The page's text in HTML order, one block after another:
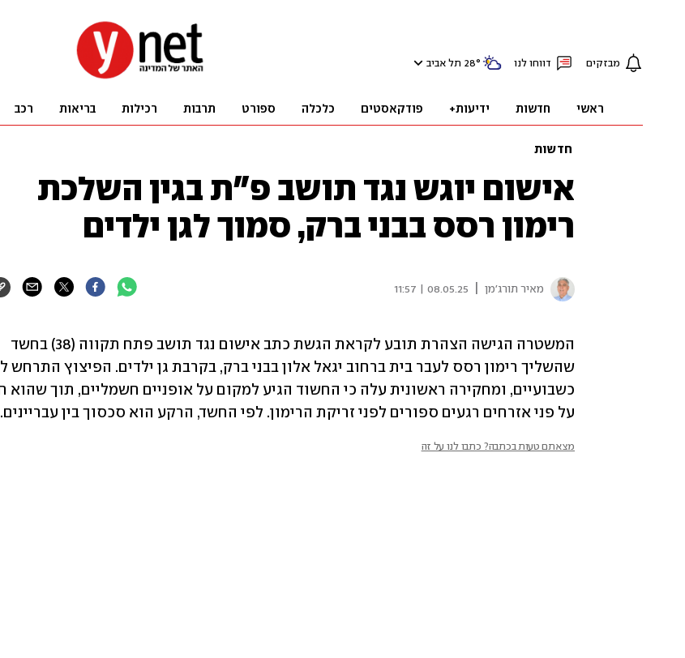
מבזקים דווחו לנו 28° תל אביב
ראשי חדשות ידיעות+ פודקאסטים כלכלה ספורט תרבות רכילות בריאות רכב
חדשות
אישום יוגש נגד תושב פ"ת בגין השלכת
רימון רסס בבני ברק, סמוך לגן ילדים
מאיר תורג'מן 08.05.25 | 11:57
על פני אזרחים רגעים ספורים לפני זריקת הרימון. לפי החשד, הרקע הוא סכסוך בין עבריינים.
מצאתם טעות בכתבה? כתבו לנו על זה